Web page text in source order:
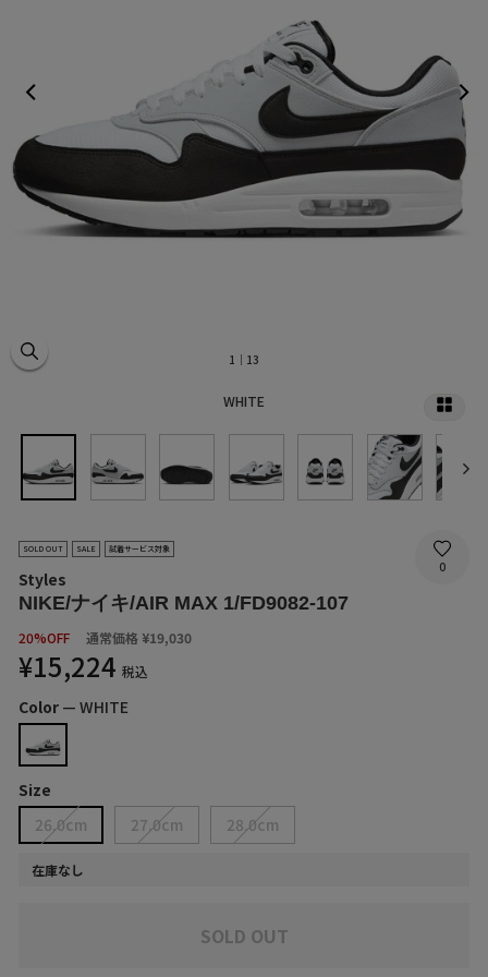
1 ｜13
WHITE
SOLD OUT SALE 試着サービス対象
0
Styles
NIKE/ナイキ/AIR MAX 1/FD9082-107
20%OFF 通常価格 ¥19,030SALE
¥15,224 税込
Color — WHITE
Size
26.0cm
27.0cm 28.0cm
在庫なし
SOLD OUT